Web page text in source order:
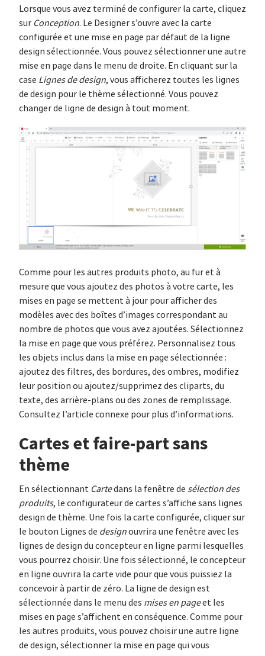
Lorsque vous avez terminé de configurer la carte, cliquez
sur Conception. Le Designer s’ouvre avec la carte
configurée et une mise en page par défaut de la ligne
design sélectionnée. Vous pouvez sélectionner une autre
mise en page dans le menu de droite. En cliquant sur la
case Lignes de design, vous afficherez toutes les lignes
de design pour le thème sélectionné. Vous pouvez
changer de ligne de design à tout moment.
Comme pour les autres produits photo, au fur et à
mesure que vous ajoutez des photos à votre carte, les
mises en page se mettent à jour pour afficher des
modèles avec des boîtes d’images correspondant au
nombre de photos que vous avez ajoutées. Sélectionnez
la mise en page que vous préférez. Personnalisez tous
les objets inclus dans la mise en page sélectionnée :
ajoutez des filtres, des bordures, des ombres, modifiez
leur position ou ajoutez/supprimez des cliparts, du
texte, des arrière-plans ou des zones de remplissage.
Consultez l’article connexe pour plus d’informations.
Cartes et faire-part sans
thème
En sélectionnant Cartedans la fenêtre de sélection des
produits, le configurateur de cartes s’affiche sans lignes
design de thème. Une fois la carte configurée, cliquer sur
le bouton Lignes de designouvrira une fenêtre avec les
lignes de design du concepteur en ligne parmi lesquelles
vous pourrez choisir. Une fois sélectionné, le concepteur
en ligne ouvrira la carte vide pour que vous puissiez la
concevoir à partir de zéro. La ligne de design est
sélectionnée dans le menu des mises en pageet les
mises en page s’affichent en conséquence. Comme pour
les autres produits, vous pouvez choisir une autre ligne
de design, sélectionner la mise en page qui vous